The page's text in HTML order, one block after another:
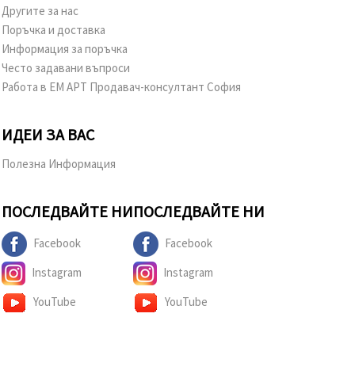
Другите за нас
Поръчка и доставка
Информация за поръчка
Често задавани въпроси
Работа в ЕМ АРТ Продавач-консултант София
ИДЕИ ЗА ВАС
Полезна Информация
ПОСЛЕДВАЙТЕ НИ
Facebook
Instagram
YouTube
ПОСЛЕДВАЙТЕ НИ
Facebook
Instagram
YouTube